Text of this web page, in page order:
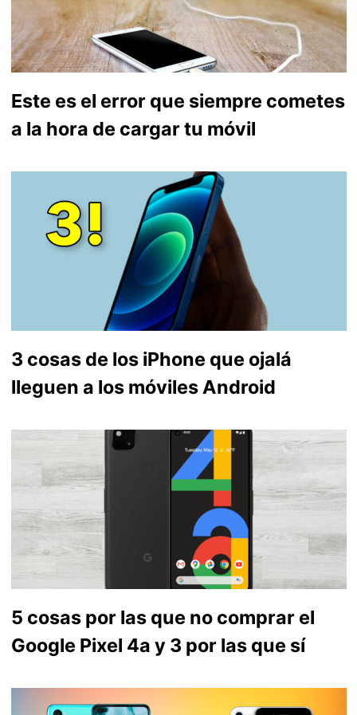
Este es el error que siempre cometes
a la hora de cargar tu móvil
3 cosas de los iPhone que ojalá
lleguen a los móviles Android
5 cosas por las que no comprar el
Google Pixel 4a y 3 por las que sí